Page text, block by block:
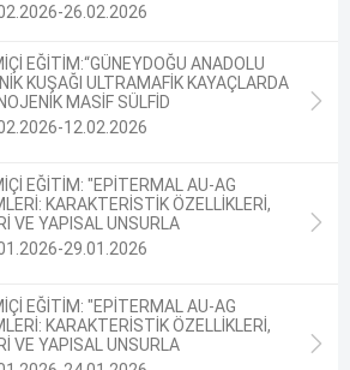
26.02.2026
EĞİTİM:“GÜNEYDOĞU ANADOLU
KUŞAĞI ULTRAMAFİK KAYAÇLARDA
MASİF SÜLFİD
12.02.2026
EĞİTİM: "EPİTERMAL AU-AG
KARAKTERİSTİK ÖZELLİKLERİ,
VE YAPISAL UNSURLA
29.01.2026
EĞİTİM: "EPİTERMAL AU-AG
KARAKTERİSTİK ÖZELLİKLERİ,
VE YAPISAL UNSURLA